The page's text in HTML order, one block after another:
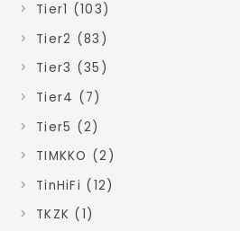
Tier1 (103)
Tier2 (83)
Tier3 (35)
Tier4 (7)
Tier5 (2)
TIMKKO (2)
TinHiFi (12)
TKZK (1)